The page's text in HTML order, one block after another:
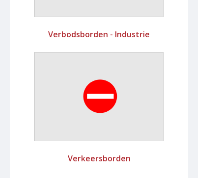
Verbodsborden - Industrie
Verkeersborden